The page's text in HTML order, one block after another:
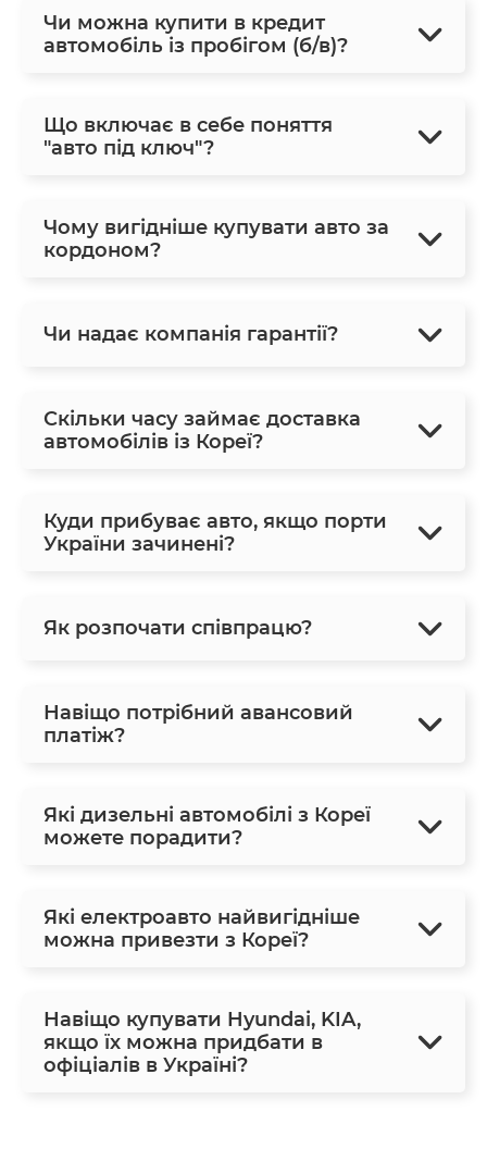
Чи можна купити в кредит
автомобіль із пробігом (б/в)?
Що включає в себе поняття
"авто під ключ"?
Чому вигідніше купувати авто за
кордоном?
Чи надає компанія гарантії?
Скільки часу займає доставка
автомобілів із Кореї?
Куди прибуває авто, якщо порти
України зачинені?
Як розпочати співпрацю?
Навіщо потрібний авансовий
платіж?
Які дизельні автомобілі з Кореї
можете порадити?
Які електроавто найвигідніше
можна привезти з Кореї?
Навіщо купувати Hyundai, KIA,
якщо їх можна придбати в
офіціалів в Україні?